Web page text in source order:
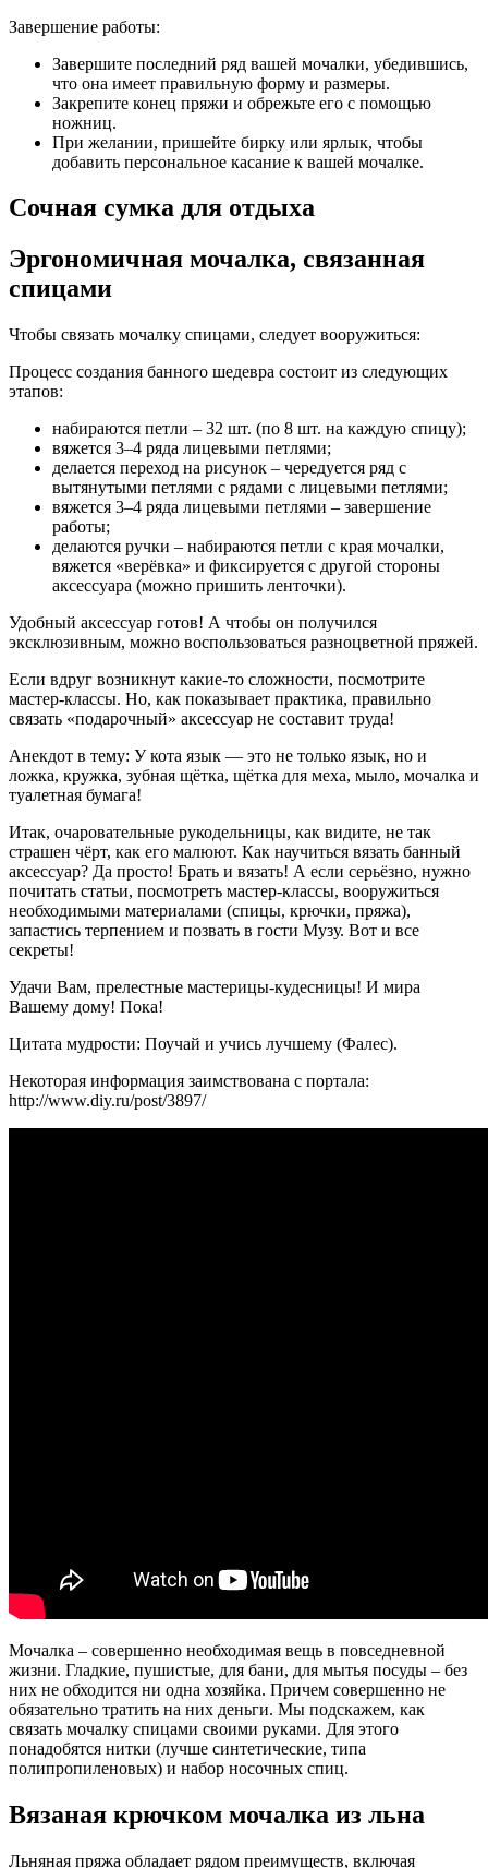
Завершение работы:
Завершите последний ряд вашей мочалки, убедившись,
что она имеет правильную форму и размеры.
Закрепите конец пряжи и обрежьте его с помощью
ножниц.
При желании, пришейте бирку или ярлык, чтобы
добавить персональное касание к вашей мочалке.
Сочная сумка для отдыха
Эргономичная мочалка, связанная
спицами
Чтобы связать мочалку спицами, следует вооружиться:
Процесс создания банного шедевра состоит из следующих
этапов:
набираются петли – 32 шт. (по 8 шт. на каждую спицу);
вяжется 3–4 ряда лицевыми петлями;
делается переход на рисунок – чередуется ряд с
вытянутыми петлями с рядами с лицевыми петлями;
вяжется 3–4 ряда лицевыми петлями – завершение
работы;
делаются ручки – набираются петли с края мочалки,
вяжется «верёвка» и фиксируется с другой стороны
аксессуара (можно пришить ленточки).
Удобный аксессуар готов! А чтобы он получился
эксклюзивным, можно воспользоваться разноцветной пряжей.
Если вдруг возникнут какие-то сложности, посмотрите
мастер-классы. Но, как показывает практика, правильно
связать «подарочный» аксессуар не составит труда!
Анекдот в тему: У кота язык — это не только язык, но и
ложка, кружка, зубная щётка, щётка для меха, мыло, мочалка и
туалетная бумага!
Итак, очаровательные рукодельницы, как видите, не так
страшен чёрт, как его малюют. Как научиться вязать банный
аксессуар? Да просто! Брать и вязать! А если серьёзно, нужно
почитать статьи, посмотреть мастер-классы, вооружиться
необходимыми материалами (спицы, крючки, пряжа),
запастись терпением и позвать в гости Музу. Вот и все
секреты!
Удачи Вам, прелестные мастерицы-кудесницы! И мира
Вашему дому! Пока!
Цитата мудрости: Поучай и учись лучшему (Фалес).
Некоторая информация заимствована с портала:
http://www.diy.ru/post/3897/
Мочалка – совершенно необходимая вещь в повседневной
жизни. Гладкие, пушистые, для бани, для мытья посуды – без
них не обходится ни одна хозяйка. Причем совершенно не
обязательно тратить на них деньги. Мы подскажем, как
связать мочалку спицами своими руками. Для этого
понадобятся нитки (лучше синтетические, типа
полипропиленовых) и набор носочных спиц.
Вязаная крючком мочалка из льна
Льняная пряжа обладает рядом преимуществ, включая